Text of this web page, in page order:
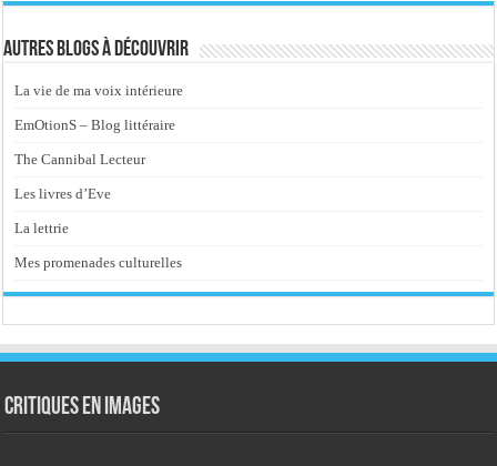
Autres blogs à découvrir
La vie de ma voix intérieure
EmOtionS – Blog littéraire
The Cannibal Lecteur
Les livres d’Eve
La lettrie
Mes promenades culturelles
Critiques en images